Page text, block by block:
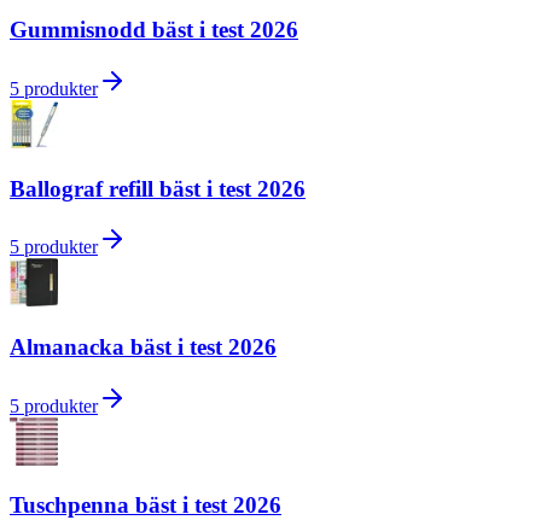
Gummisnodd bäst i test 2026
5 produkter
Ballograf refill bäst i test 2026
5 produkter
Almanacka bäst i test 2026
5 produkter
Tuschpenna bäst i test 2026